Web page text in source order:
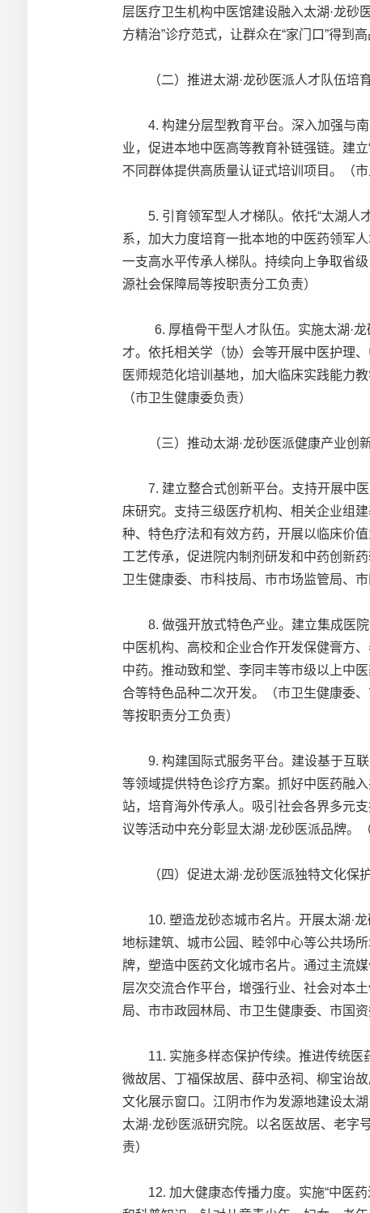
层医疗卫生机构中医馆建设融入太湖·龙砂
方精治”诊疗范式，让群众在“家门口”得到
（二）推进太湖·龙砂医派人才队伍培
4. 构建分层型教育平台。深入加强与南
业，促进本地中医高等教育补链强链。建
不同群体提供高质量认证式培训项目。（
5. 引育领军型人才梯队。依托“太湖人才
系，加大力度培育一批本地的中医药领军
一支高水平传承人梯队。持续向上争取省
源社会保障局等按职责分工负责）
6. 厚植骨干型人才队伍。实施太湖·龙砂
才。依托相关学（协）会等开展中医护理
医师规范化培训基地，加大临床实践能力
（市卫生健康委负责）
（三）推动太湖·龙砂医派健康产业创
7. 建立整合式创新平台。支持开展中医
床研究。支持三级医疗机构、相关企业组
种、特色疗法和有效方药，开展以临床价
工艺传承，促进院内制剂研发和中药创新
卫生健康委、市科技局、市市场监管局、
8. 做强开放式特色产业。建立集成医院
中医机构、高校和企业合作开发保健膏方
中药。推动致和堂、李同丰等市级以上中
合等特色品种二次开发。（市卫生健康委
等按职责分工负责）
9. 构建国际式服务平台。建设基于互联
等领域提供特色诊疗方案。抓好中医药融
站，培育海外传承人。吸引社会各界多元
议等活动中充分彰显太湖·龙砂医派品牌。
（四）促进太湖·龙砂医派独特文化保
10. 塑造龙砂态城市名片。开展太湖·龙
地标建筑、城市公园、睦邻中心等公共场
牌，塑造中医药文化城市名片。通过主流
层次交流合作平台，增强行业、社会对本
局、市市政园林局、市卫生健康委、市国资
11. 实施多样态保护传续。推进传统医
微故居、丁福保故居、薛中丞祠、柳宝诒
文化展示窗口。江阴市作为发源地建设太
太湖·龙砂医派研究院。以名医故居、老
责）
12. 加大健康态传播力度。实施“中医药